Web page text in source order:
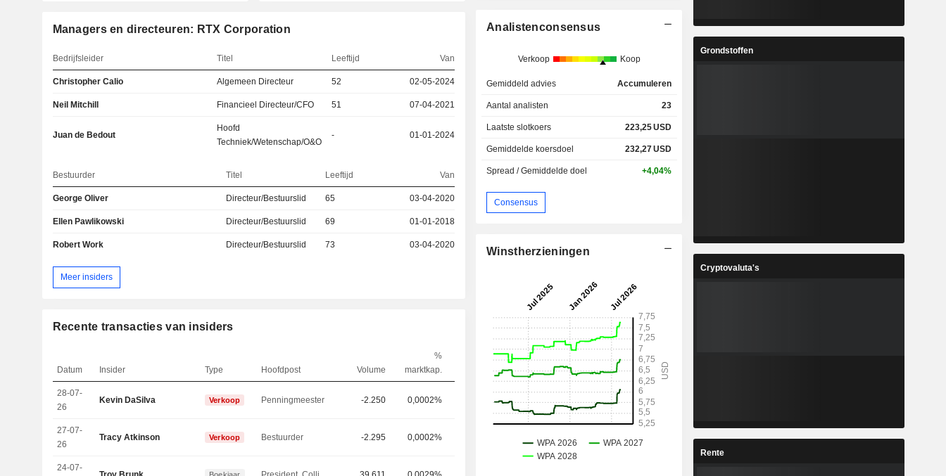
Managers en directeuren: RTX Corporation
Bedrijfsleider Titel Leeftijd Van
Christopher Calio Algemeen Directeur 52 02-05-2024
Neil Mitchill Financieel Directeur/CFO 51 07-04-2021
Juan de Bedout
Hoofd
Techniek/Wetenschap/O&O
- 01-01-2024
Bestuurder Titel Leeftijd Van
George Oliver Directeur/Bestuurslid 65 03-04-2020
Ellen Pawlikowski Directeur/Bestuurslid 69 01-01-2018
Robert Work Directeur/Bestuurslid 73 03-04-2020
Meer insiders
Recente transacties van insiders
Datum Insider Type Hoofdpost Volume
%
marktkap.
28-07-
26
Kevin DaSilva Verkoop Penningmeester -2.250 0,0002%
27-07-
26
Tracy Atkinson Verkoop Bestuurder -2.295 0,0002%
24-07-
Boekjaar
Analistenconsensus
Verkoop Koop
Gemiddeld advies Accumuleren
Aantal analisten 23
Laatste slotkoers 223,25USD
Gemiddelde koersdoel 232,27USD
Spread / Gemiddelde doel +4,04%
Consensus
Winstherzieningen
Grondstoffen
Cryptovaluta's
Rente